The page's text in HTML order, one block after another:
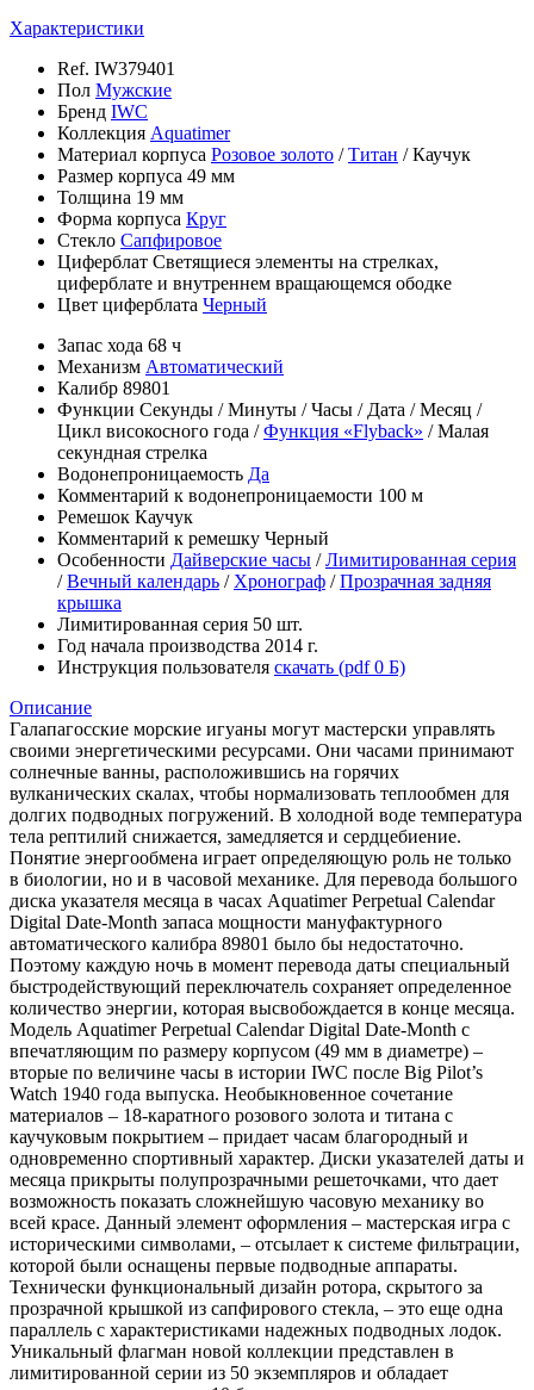
Характеристики
Ref. IW379401
Пол Мужские
Бренд IWC
Коллекция Aquatimer
Материал корпуса Розовое золото /Титан /Каучук
Размер корпуса 49 мм
Толщина 19 мм
Форма корпуса Круг
Стекло Сапфировое
Циферблат Светящиеся элементы на стрелках,
циферблате и внутреннем вращающемся ободке
Цвет циферблата Черный
Запас хода 68 ч
Механизм Автоматический
Калибр 89801
Функции Секунды /Минуты /Часы / Дата /Месяц /
Цикл високосного года /Функция «Flyback» /Малая
секундная стрелка
Водонепроницаемость Да
Комментарий к водонепроницаемости 100 м
Ремешок Каучук
Комментарий к ремешку Черный
Особенности Дайверские часы /Лимитированная серия
/Вечный календарь / Хронограф /Прозрачная задняя
крышка
Лимитированная серия 50 шт.
Год начала производства 2014 г.
Инструкция пользователя скачать (pdf 0 Б)
Описание
Галапагосские морские игуаны могут мастерски управлять
своими энергетическими ресурсами. Они часами принимают
солнечные ванны, расположившись на горячих
вулканических скалах, чтобы нормализовать теплообмен для
долгих подводных погружений. В холодной воде температура
тела рептилий снижается, замедляется и сердцебиение.
Понятие энергообмена играет определяющую роль не только
в биологии, но и в часовой механике. Для перевода большого
диска указателя месяца в часах Aquatimer Perpetual Calendar
Digital Date-Month запаса мощности мануфактурного
автоматического калибра 89801 было бы недостаточно.
Поэтому каждую ночь в момент перевода даты специальный
быстродействующий переключатель сохраняет определенное
количество энергии, которая высвобождается в конце месяца.
Модель Aquatimer Perpetual Calendar Digital Date-Month с
впечатляющим по размеру корпусом (49 мм в диаметре) –
вторые по величине часы в истории IWC после Big Pilot’s
Watch 1940 года выпуска. Необыкновенное сочетание
материалов – 18-каратного розового золота и титана с
каучуковым покрытием – придает часам благородный и
одновременно спортивный характер. Диски указателей даты и
месяца прикрыты полупрозрачными решеточками, что дает
возможность показать сложнейшую часовую механику во
всей красе. Данный элемент оформления – мастерская игра с
историческими символами, – отсылает к системе фильтрации,
которой были оснащены первые подводные аппараты.
Технически функциональный дизайн ротора, скрытого за
прозрачной крышкой из сапфирового стекла, – это еще одна
параллель с характеристиками надежных подводных лодок.
Уникальный флагман новой коллекции представлен в
лимитированной серии из 50 экземпляров и обладает